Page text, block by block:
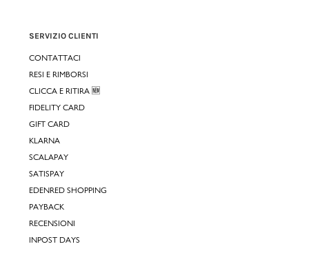
SERVIZIO CLIENTI
CONTATTACI
RESI E RIMBORSI
CLICCA E RITIRA 🆕
FIDELITY CARD
GIFT CARD
KLARNA
SCALAPAY
SATISPAY
EDENRED SHOPPING
PAYBACK
RECENSIONI
INPOST DAYS